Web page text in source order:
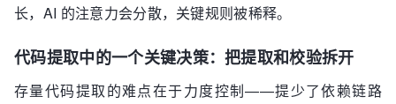
长，AI 的注意力会分散，关键规则被稀释。
代码提取中的一个关键决策：把提取和校验拆开
存量代码提取的难点在于力度控制——提少了依赖链路